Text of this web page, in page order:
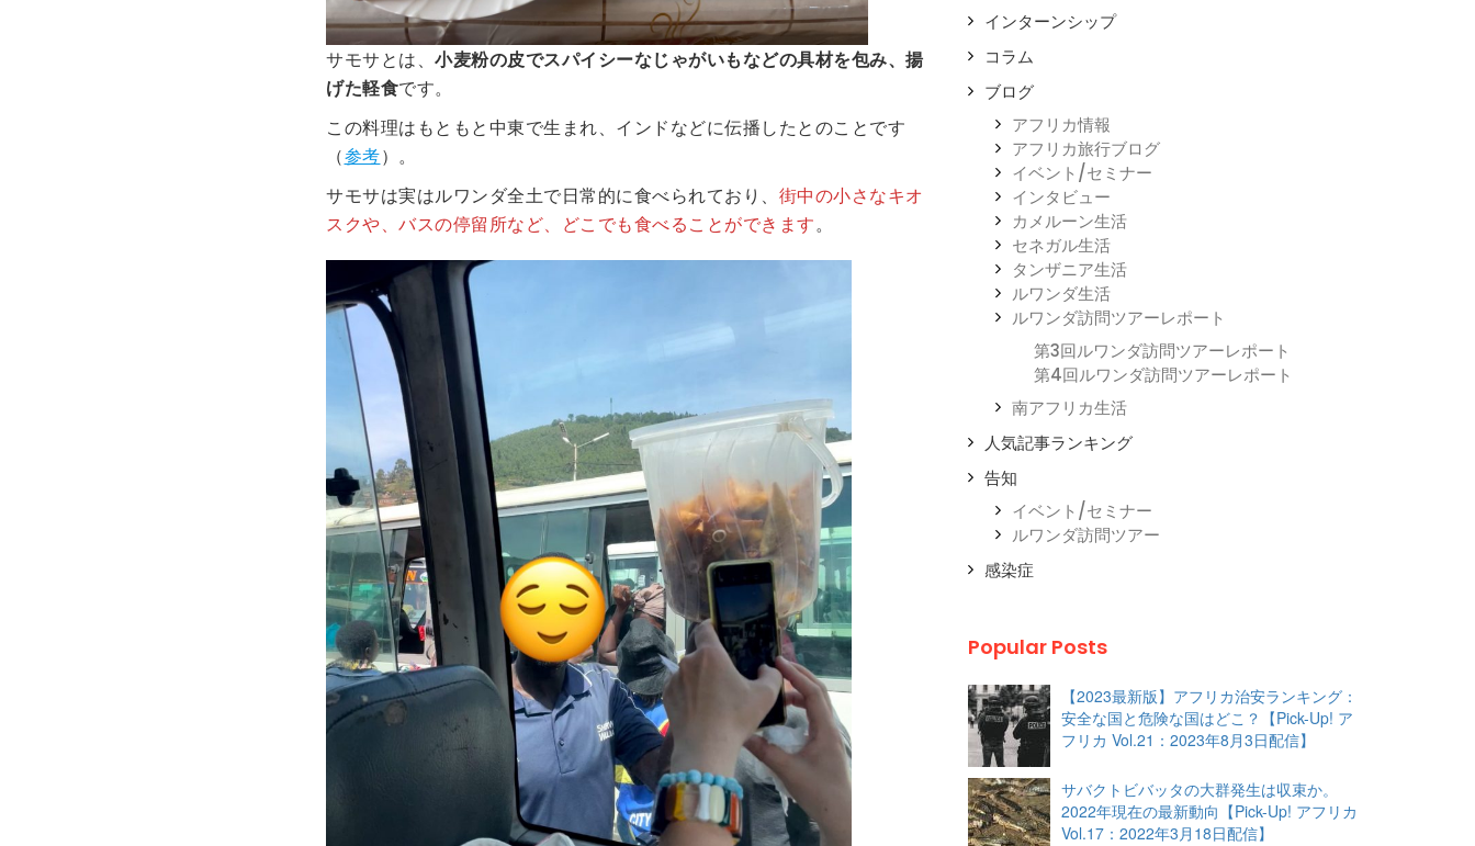
サモサとは、 小麦粉の皮でスパイシーなじゃがいもなどの具材を包み、揚
げた軽食です。
この料理はもともと中東で生まれ、インドなどに伝播したとのことです
（参考）。
サモサは実はルワンダ全土で日常的に食べられており、 街中の小さなキオ
スクや、バスの停留所など、どこでも食べることができます 。
インターンシップ
コラム
ブログ
アフリカ情報
アフリカ旅行ブログ
イベント/セミナー
インタビュー
カメルーン生活
セネガル生活
タンザニア生活
ルワンダ生活
ルワンダ訪問ツアーレポート
第3回ルワンダ訪問ツアーレポート
第4回ルワンダ訪問ツアーレポート
南アフリカ生活
人気記事ランキング
告知
イベント/セミナー
ルワンダ訪問ツアー
感染症
Popular Posts
【2023最新版】アフリカ治安ランキング：
安全な国と危険な国はどこ？【Pick-Up! ア
フリカ Vol.21：2023年8月3日配信】
サバクトビバッタの大群発生は収束か。
2022年現在の最新動向【Pick-Up! アフリカ
Vol.17：2022年3月18日配信】